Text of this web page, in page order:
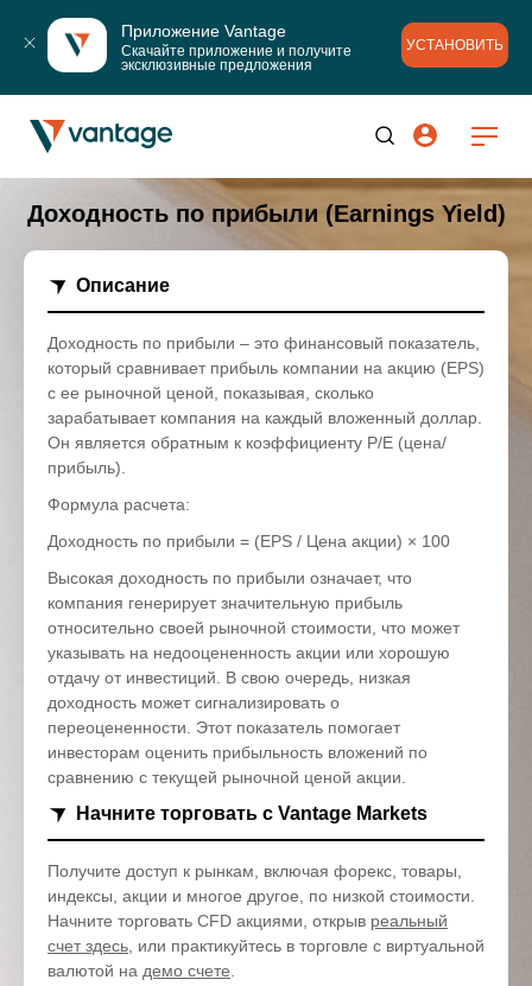
Приложение Vantage
Скачайте приложение и получите
эксклюзивные предложения
УСТАНОВИТЬ
Доходность по прибыли (Earnings Yield)
Описание
Доходность по прибыли – это финансовый показатель,
который сравнивает прибыль компании на акцию (EPS)
с ее рыночной ценой, показывая, сколько
зарабатывает компания на каждый вложенный доллар.
Он является обратным к коэффициенту P/E (цена/
прибыль).
Формула расчета:
Доходность по прибыли = (EPS / Цена акции) × 100
Высокая доходность по прибыли означает, что
компания генерирует значительную прибыль
относительно своей рыночной стоимости, что может
указывать на недооцененность акции или хорошую
отдачу от инвестиций. В свою очередь, низкая
доходность может сигнализировать о
переоцененности. Этот показатель помогает
инвесторам оценить прибыльность вложений по
сравнению с текущей рыночной ценой акции.
Начните торговать с Vantage Markets
Получите доступ к рынкам, включая форекс, товары,
индексы, акции и многое другое, по низкой стоимости.
Начните торговать CFD акциями, открыв реальный
счет здесь , или практикуйтесь в торговле с виртуальной
валютой на демо счете